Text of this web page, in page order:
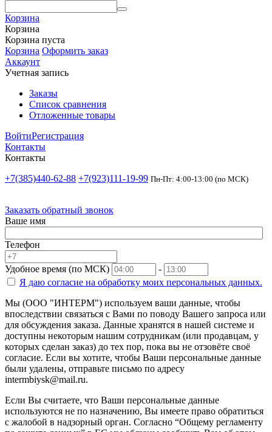
Корзина
Корзина
Корзина пуста
Корзина Оформить заказ
Аккаунт
Учетная запись
Заказы
Список сравнения
Отложенные товары
ВойтиРегистрация
Контакты
Контакты
+7(385)440-62-88 +7(923)111-19-99 Пн-Пт: 4:00-13:00 (по МСК)
Заказать обратный звонок
Ваше имя
Телефон
Удобное время (по МСК)
-
Я даю согласие на обработку моих персональных данных.
Мы (ООО "ИНТЕРМ") используем ваши данные, чтобы
впоследствии связаться с Вами по поводу Вашего запроса или
для обсуждения заказа. Данные хранятся в нашей системе и
доступны некоторым нашим сотрудникам (или продавцам, у
которых сделан заказ) до тех пор, пока вы не отзовёте своё
согласие. Если вы хотите, чтобы Ваши персональные данные
были удалены, отправьте письмо по адресу
intermbiysk@mail.ru.
Если Вы считаете, что Ваши персональные данные
используются не по назначению, Вы имеете право обратиться
с жалобой в надзорный орган. Согласно “Общему регламенту